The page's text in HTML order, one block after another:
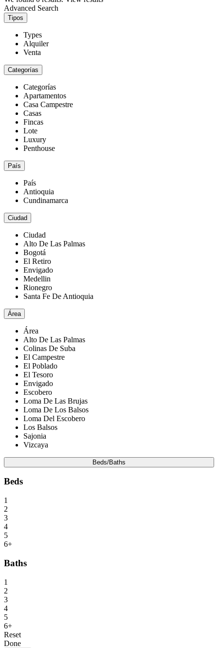
Advanced Search
Tipos
Types
Alquiler
Venta
Categorías
Categorías
Apartamentos
Casa Campestre
Casas
Fincas
Lote
Luxury
Penthouse
País
País
Antioquia
Cundinamarca
Ciudad
Ciudad
Alto De Las Palmas
Bogotá
El Retiro
Envigado
Medellin
Rionegro
Santa Fe De Antioquia
Área
Área
Alto De Las Palmas
Colinas De Suba
El Campestre
El Poblado
El Tesoro
Envigado
Escobero
Loma De Las Brujas
Loma De Los Balsos
Loma Del Escobero
Los Balsos
Sajonia
Vizcaya
Beds/Baths
Beds
1
2
3
4
5
6+
Baths
1
2
3
4
5
6+
Reset
Done